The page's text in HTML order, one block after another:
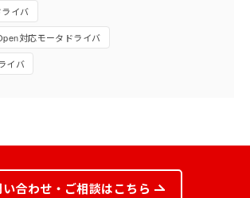
イバ
対応モータドライバ
イバ
い合わせ・ご相談はこちら